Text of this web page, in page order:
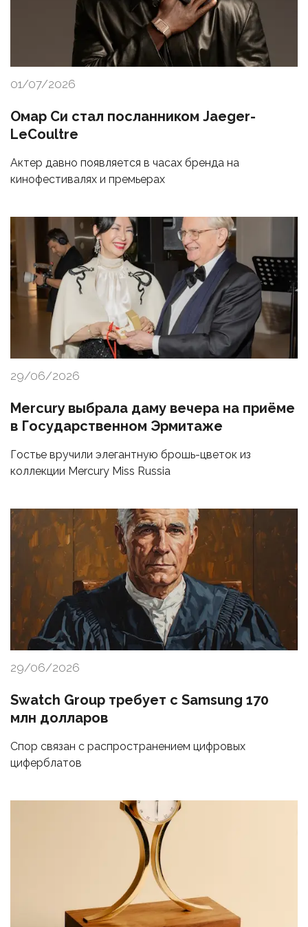
01/07/2026
Омар Си стал посланником Jaeger-
LeCoultre
Актер давно появляется в часах бренда на
кинофестивалях и премьерах
29/06/2026
Mercury выбрала даму вечера на приёме
в Государственном Эрмитаже
Гостье вручили элегантную брошь-цветок из
коллекции Mercury Miss Russia
29/06/2026
Swatch Group требует с Samsung 170
млн долларов
Спор связан с распространением цифровых
циферблатов